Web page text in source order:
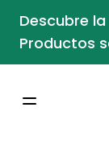
Descubre
Productos